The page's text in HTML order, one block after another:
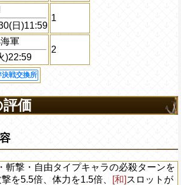
日)11:59
1
軍
)22:59
2
決戦交換所
評価
・斬撃・自由タイプキャラの必殺ターンを
を5.5倍、体力を1.5倍、
[和] スロットが